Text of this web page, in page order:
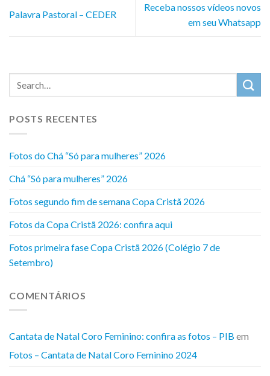
Palavra Pastoral – CEDER
Receba nossos vídeos novos
em seu Whatsapp
POSTS RECENTES
Fotos do Chá “Só para mulheres” 2026
Chá “Só para mulheres” 2026
Fotos segundo fim de semana Copa Cristã 2026
Fotos da Copa Cristã 2026: confira aqui
Fotos primeira fase Copa Cristã 2026 (Colégio 7 de
Setembro)
COMENTÁRIOS
Cantata de Natal Coro Feminino: confira as fotos – PIB em
Fotos – Cantata de Natal Coro Feminino 2024